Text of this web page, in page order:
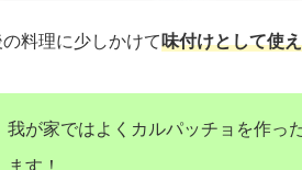
料理に少しかけて味付けとして使
我が家ではよくカルパッチョを作っ
ます！